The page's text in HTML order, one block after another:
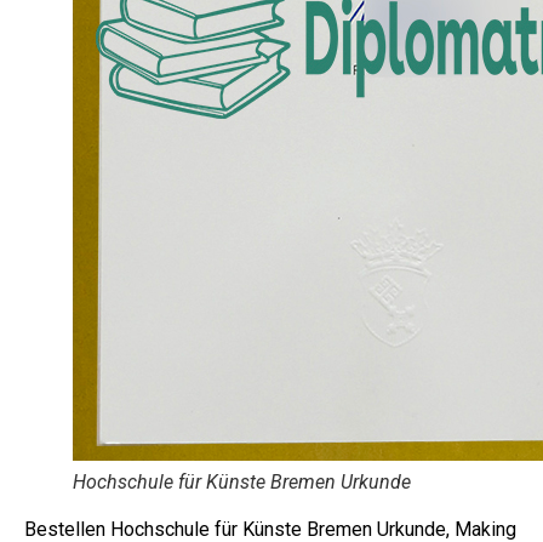
Hochschule für Künste Bremen Urkunde
Bestellen Hochschule für Künste Bremen Urkunde, Making